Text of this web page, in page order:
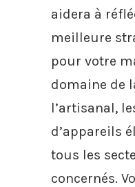
aidera à
meilleure
pour votre
domaine de
l’artisanal,
d’appareils
tous les
concernés.